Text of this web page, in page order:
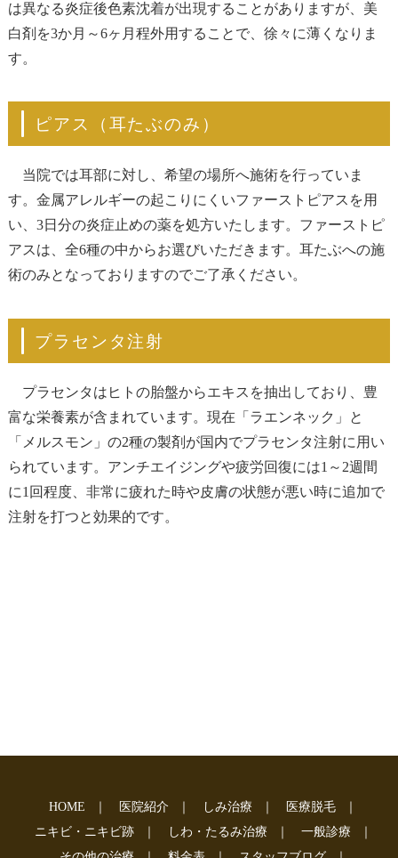
は異なる炎症後色素沈着が出現することがありますが、美
白剤を3か月～6ヶ月程外用することで、徐々に薄くなりま
す。
ピアス（耳たぶのみ）
当院では耳部に対し、希望の場所へ施術を行っていま
す。金属アレルギーの起こりにくいファーストピアスを用
い、3日分の炎症止めの薬を処方いたします。ファーストピ
アスは、全6種の中からお選びいただきます。耳たぶへの施
術のみとなっておりますのでご了承ください。
プラセンタ注射
プラセンタはヒトの胎盤からエキスを抽出しており、豊
富な栄養素が含まれています。現在「ラエンネック」と
「メルスモン」の2種の製剤が国内でプラセンタ注射に用い
られています。アンチエイジングや疲労回復には1～2週間
に1回程度、非常に疲れた時や皮膚の状態が悪い時に追加で
注射を打つと効果的です。
HOME 医院紹介 しみ治療 医療脱毛
ニキビ・ニキビ跡
しわ・たるみ治療 一般診療